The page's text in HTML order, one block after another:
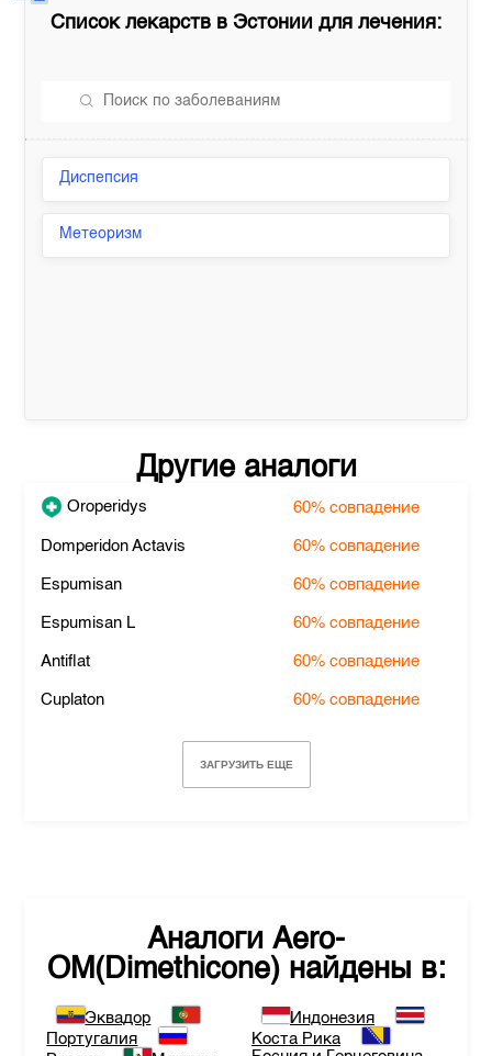
Список лекарств в Эстонии для лечения:
Диспепсия
Метеоризм
Другие аналоги
Oroperidys 60% совпадение
Domperidon Actavis 60% совпадение
Espumisan 60% совпадение
Espumisan L 60% совпадение
Antiflat 60% совпадение
Cuplaton 60% совпадение
ЗАГРУЗИТЬ ЕЩЕ
Аналоги Aero-
OM(Dimethicone)найдены в:
Эквадор
Португалия
Индонезия
Коста Рика